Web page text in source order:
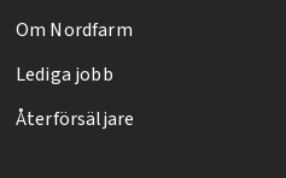
Om Nordfarm
Lediga jobb
Återförsäljare